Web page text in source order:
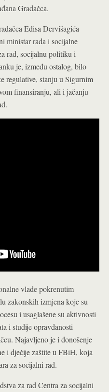
Gradačca.
Edisa Dervišagića
ministar rada i socijalne
rad, socijalnu politiku i
je, između ostalog, bilo
regulative, stanju u Sigurnim
finansiranju, ali i jačanju
vlade pokrenutim
zakonskih izmjena koje su
i usaglašene su aktivnosti
i studije opravdanosti
Najavljeno je i donošenje
i dječije zaštite u FBiH, koja
za socijalni rad.
za rad Centra za socijalni